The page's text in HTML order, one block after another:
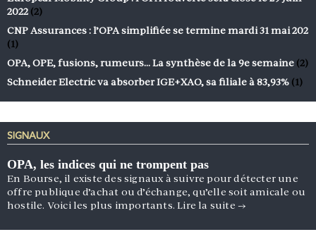
2022 (2)
CNP Assurances : l’OPA simplifiée se termine mardi 31 mai 202
(1)
OPA, OPE, fusions, rumeurs… La synthèse de la 9e semaine (2)
Schneider Electric va absorber IGE+XAO, sa filiale à 83,93% (1)
SIGNAUX
OPA, les indices qui ne trompent pas
En Bourse, il existe des signaux à suivre pour détecter une
offre publique d’achat ou d’échange, qu’elle soit amicale ou
hostile. Voici les plus importants.Lire la suite →